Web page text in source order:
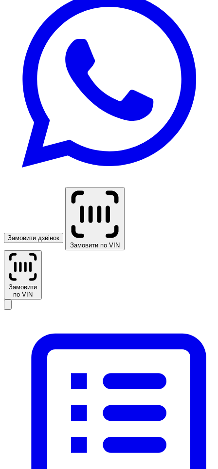
Замовити дзвінок
Замовити по VIN
Замовити
по VIN